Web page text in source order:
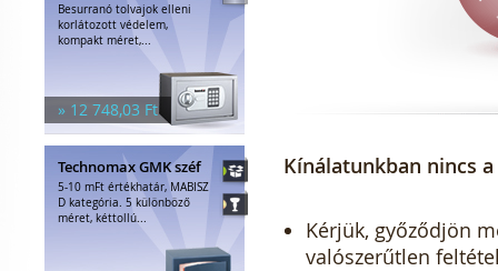
Besurranó tolvajok elleni
korlátozott védelem,
kompakt méret,...
» 12 748,03 Ft
Technomax GMK széf
5-10 mFt értékhatár, MABISZ
D kategória. 5 különböző
méret, kéttollú...
Kínálatunkban nincs
Kérjük, győződjön
valószerűtlen